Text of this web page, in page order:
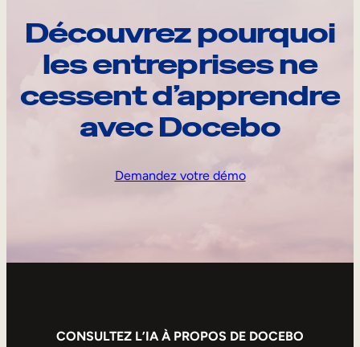
Découvrez pourquoi
les entreprises ne
cessent d’apprendre
avec Docebo
Demandez votre démo
CONSULTEZ L’IA À PROPOS DE DOCEBO